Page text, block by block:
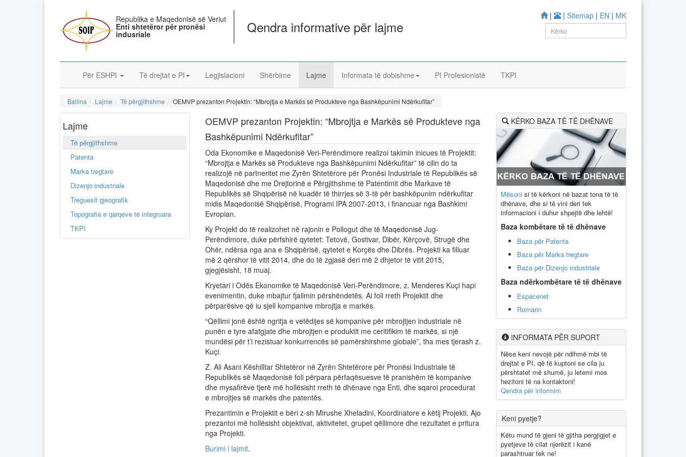
| | Sitemap | EN | MK
Republika e Maqedonisë së Veriut
Enti shtetëror për pronësi
indusriale Qendra informative për lajme
Për ESHPI Të drejtat e PI Legjislacioni Shërbime Lajme Informata të dobishme PI Profesionistë TKPI
Ballina Lajme Të përgjithshme OEMVP prezanton Projektin: “Mbrojtja e Markës së Produkteve nga Bashkëpunimi Ndërkufitar”
Lajme
Të përgjithshme
Patenta
Marka tregtare
Dizenjo industriale
Treguesit gjeografik
Topografia e qarqeve të integruara
TKPI
OEMVP prezanton Projektin: “Mbrojtja e Markës së Produkteve nga
Bashkëpunimi Ndërkufitar”
Oda Ekonomike e Maqedonisë Veri-Perëndimore realizoi takimin inicues të Projektit:
“Mbrojtja e Markës së Produkteve nga Bashkëpunimi Ndërkufitar” të cilin do ta
realizojë në partneritet me Zyrën Shtetërore për Pronësi Industriale të Republikës së
Maqedonisë dhe me Drejtorinë e Përgjithshme të Patentimit dhe Markave të
Republikës së Shqipërisë në kuadër të thirrjes së 3-të për bashkëpunim ndërkufitar
midis Maqedonisë Shqipërisë, Programi IPA 2007-2013, i financuar nga Bashkimi
Evropian.
Ky Projekt do të realizohet në rajonin e Pollogut dhe të Maqedonisë Jug-
Perëndimore, duke përfshirë qytetet: Tetovë, Gostivar, Dibër, Kërçovë, Strugë dhe
Ohër, ndërsa nga ana e Shqipërisë, qytetet e Korçës dhe Dibrës. Projekti ka filluar
më 2 qërshor të vitit 2014, dhe do të zgjasë deri më 2 dhjetor të vitit 2015,
gjegjësisht, 18 muaj.
Kryetari i Odës Ekonomike të Maqedonisë Veri-Perëndimore, z. Menderes Kuçi hapi
evenimentin, duke mbajtur fjalimin përshëndetës. Ai foli rreth Projektit dhe
përparësive që iu sjell kompanive mbrojtja e markës.
“Qëllimi jonë është ngritja e vetëdijes së kompanive për mbrojtjen industriale në
punën e tyre afatgjate dhe mbrojtjen e produktit me ceritifikim të markës, si një
mundësi për t’i rezistuar konkurrencës së pamërshirshme globale”, tha mes tjerash z.
Kuçi.
Z. Ali Asani Këshilltar Shtetëror në Zyrën Shtetërore për Pronësi Industriale të
Republikës së Maqedonisë foli përpara përfaqësuesve të pranishëm të kompanive
dhe mysafirëve tjerë më hollësisht rreth të dhënave nga Enti, dhe sqaroi procedurat
e mbrojtjes së markës dhe patentës.
Prezantimin e Projektit e bëri z-sh Mirushe Xheladini, Koordinatore e këtij Projekti. Ajo
prezantoi më hollësisht objektivat, aktivitetet, grupet qëllimore dhe rezultatet e pritura
nga Projekti.
Burimi i lajmit.
KËRKO BAZA TË TË DHËNAVE
Mësoni si të kërkoni në bazat tona të të
dhënave, dhe si të vini deri tek
informacioni i duhur shpejtë dhe lehtë!
Baza kombëtare të të dhënave
Baza për Patenta
Baza për Marka tregtare
Baza për Dizenjo industriale
Baza ndërkombëtare të të dhënave
Espacenet
Romarin
INFORMATA PËR SUPORT
Nëse keni nevojë për ndihmë mbi të
drejtat e PI, që të kuptoni se cila ju
përshtatet më shumë, ju letemi mos
hezitoni të na kontaktoni!
Qendra për informim
Keni pyetje?
Këtu mund të gjeni të gjitha pergjigjet e
pyetjeve të cilat njerëzit i kanë
parashtruar tek ne!